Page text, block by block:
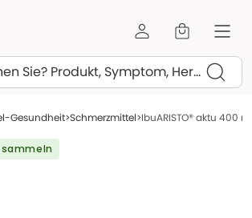
Gesundheit Schmerzmittel IbuARISTO® aktu 400
sammeln